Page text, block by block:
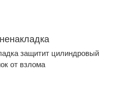
защитит цилиндровый
от взлома